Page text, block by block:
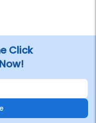
Click